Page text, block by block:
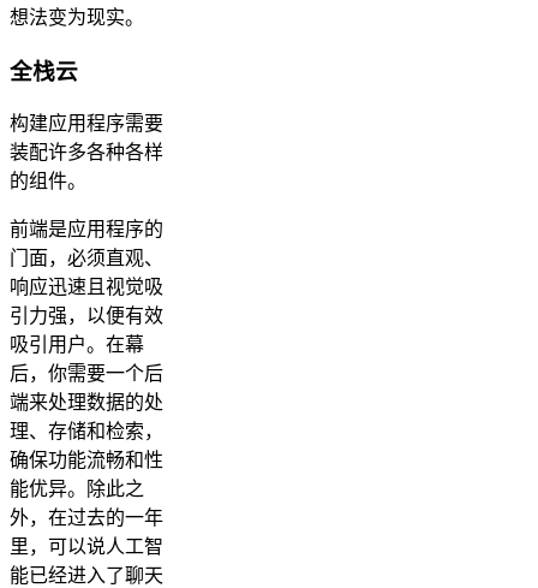
想法变为现实。
全栈云
构建应用程序需要
装配许多各种各样
的组件。
前端是应用程序的
门面，必须直观、
响应迅速且视觉吸
引力强，以便有效
吸引用户。在幕
后，你需要一个后
端来处理数据的处
理、存储和检索，
确保功能流畅和性
能优异。除此之
外，在过去的一年
里，可以说人工智
能已经进入了聊天